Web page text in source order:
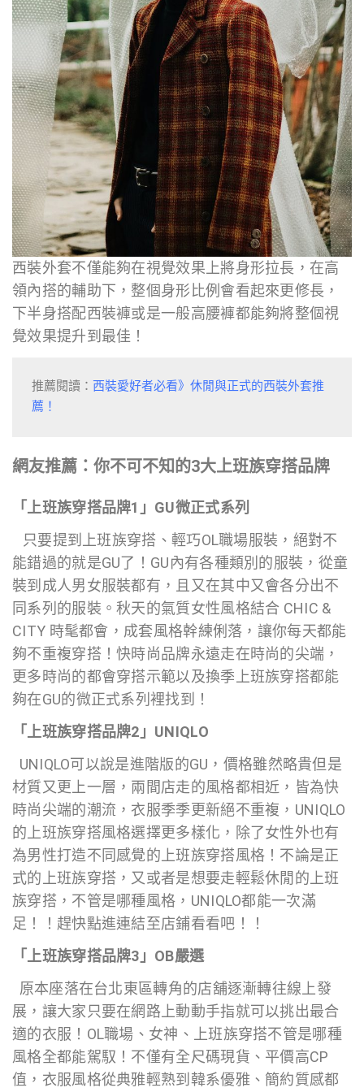
西裝外套不僅能夠在視覺效果上將身形拉長，在高
領內搭的輔助下，整個身形比例會看起來更修長，
下半身搭配西裝褲或是一般高腰褲都能夠將整個視
覺效果提升到最佳！
推薦閱讀： 西裝愛好者必看》休閒與正式的西裝外套推
薦！
網友推薦：你不可不知的3大上班族穿搭品牌
「上班族穿搭品牌1」GU微正式系列
只要提到上班族穿搭、輕巧OL職場服裝，絕對不
能錯過的就是GU了！GU內有各種類別的服裝，從童
裝到成人男女服裝都有，且又在其中又會各分出不
同系列的服裝。秋天的氣質女性風格結合 CHIC &
CITY 時髦都會，成套風格幹練俐落，讓你每天都能
夠不重複穿搭！快時尚品牌永遠走在時尚的尖端，
更多時尚的都會穿搭示範以及換季上班族穿搭都能
夠在GU的微正式系列裡找到！
「上班族穿搭品牌2」UNIQLO
UNIQLO可以說是進階版的GU，價格雖然略貴但是
材質又更上一層，兩間店走的風格都相近，皆為快
時尚尖端的潮流，衣服季季更新絕不重複，UNIQLO
的上班族穿搭風格選擇更多樣化，除了女性外也有
為男性打造不同感覺的上班族穿搭風格！不論是正
式的上班族穿搭，又或者是想要走輕鬆休閒的上班
族穿搭，不管是哪種風格，UNIQLO都能一次滿
足！！趕快點進連結至店鋪看看吧！！
「上班族穿搭品牌3」OB嚴選
原本座落在台北東區轉角的店舖逐漸轉往線上發
展，讓大家只要在網路上動動手指就可以挑出最合
適的衣服！OL職場、女神、上班族穿搭不管是哪種
風格全都能駕馭！不僅有全尺碼現貨、平價高CP
值，衣服風格從典雅輕熟到韓系優雅、簡約質感都